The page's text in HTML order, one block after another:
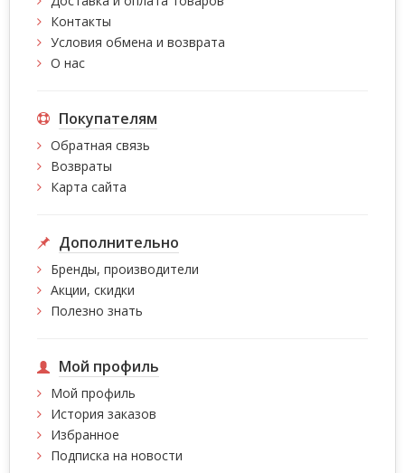
Контакты
Условия обмена и возврата
О нас
Покупателям
Обратная связь
Возвраты
Карта сайта
Дополнительно
Бренды, производители
Акции, скидки
Полезно знать
Мой профиль
Мой профиль
История заказов
Избранное
Подписка на новости